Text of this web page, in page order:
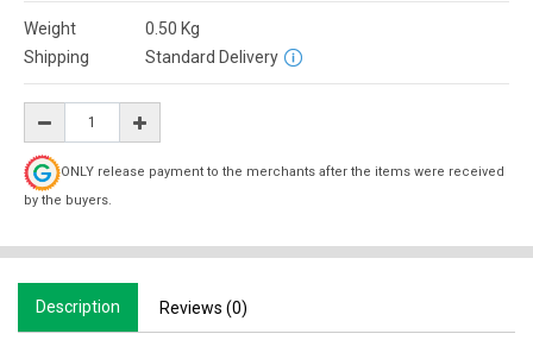
Weight 0.50 Kg
Shipping
Standard Delivery
ONLY release payment to the merchants after the items were received
by the buyers.
Description Reviews (0)